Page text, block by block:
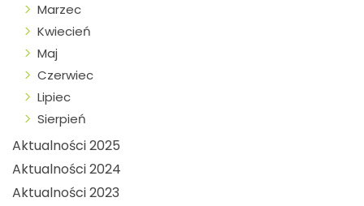
Marzec
Kwiecień
Maj
Czerwiec
Lipiec
Sierpień
Aktualności 2025
Aktualności 2024
Aktualności 2023